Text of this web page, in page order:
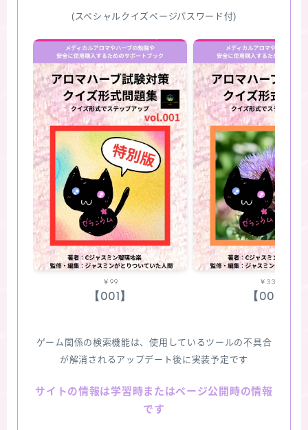
(スペシャルクイズページパスワード付)
￥99
【001】
￥330
【002】
ゲーム関係の検索機能は、使用しているツールの不具合
が解消されるアップデート後に実装予定です
サイトの情報は学習時またはページ公開時の情報
です